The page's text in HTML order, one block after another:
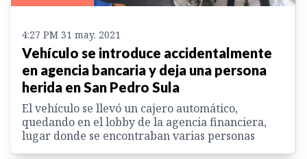
4:27 PM 31 may. 2021
Vehículo se introduce accidentalmente
en agencia bancaria y deja una persona
herida en San Pedro Sula
El vehículo se llevó un cajero automático,
quedando en el lobby de la agencia financiera,
lugar donde se encontraban varias personas